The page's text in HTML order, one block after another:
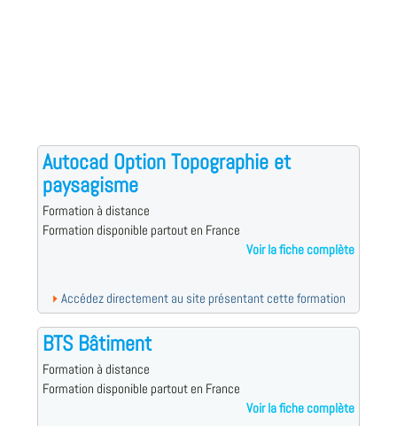
Autocad Option Topographie et
paysagisme
Formation à distance
Formation disponible partout en France
Voir la fiche complète
Accédez directement au site présentant cette formation
BTS Bâtiment
Formation à distance
Formation disponible partout en France
Voir la fiche complète